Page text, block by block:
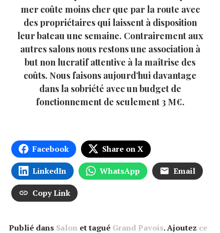
mer coûte moins cher que par la route avec
des propriétaires qui laissent à disposition
leur bateau une semaine. Contrairement aux
autres salons nous restons une association à
but non lucratif attentive à la maîtrise des
coûts. Nous faisons aujourd’hui davantage
dans la sobriété avec un budget de
fonctionnement de seulement 3 M€.
Facebook Share on X
LinkedIn WhatsApp Email
Copy Link
Publié dans Salon et tagué Grand Pavois. Ajoutez ce